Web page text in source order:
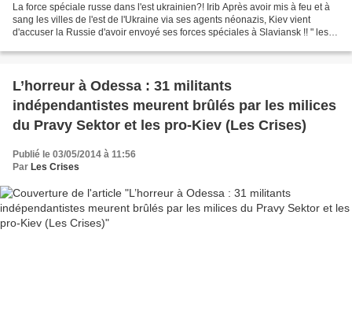
La force spéciale russe dans l'est ukrainien?! Irib Après avoir mis à feu et à
sang les villes de l'est de l'Ukraine via ses agents néonazis, Kiev vient
d'accuser la Russie d'avoir envoyé ses forces spéciales à Slaviansk !! " les
L’horreur à Odessa : 31 militants
indépendantistes meurent brûlés par les milices
du Pravy Sektor et les pro-Kiev (Les Crises)
Publié le 03/05/2014 à 11:56
Par Les Crises